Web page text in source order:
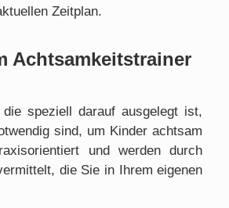
Zeitplan.
Achtsamkeitstrainer
speziell darauf ausgelegt ist,
sind, um Kinder achtsam
und werden durch
die Sie in Ihrem eigenen